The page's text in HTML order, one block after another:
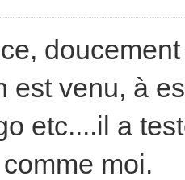
est venu, à
etc....il a
moi.